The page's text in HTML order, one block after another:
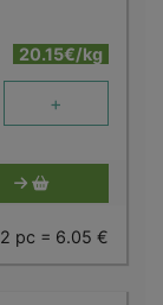
20.15€/kg
+
2 pc = 6.05 €